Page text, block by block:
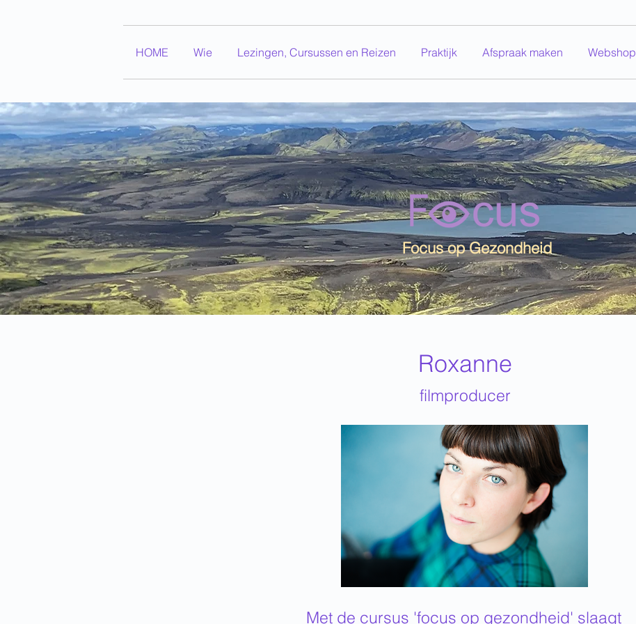
HOME Wie Lezingen, Cursussen en Reizen Praktijk Afspraak maken Webshop
Focus op Gezondheid
Roxanne
filmproducer
Met de cursus 'focus op gezondheid' slaagt